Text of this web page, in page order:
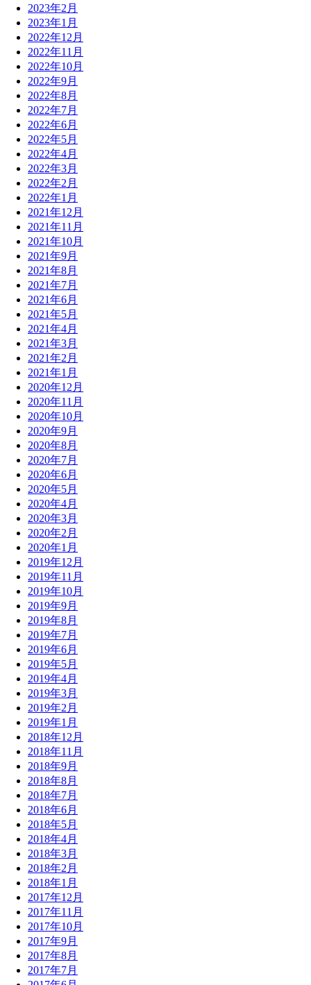
2023年2月
2023年1月
2022年12月
2022年11月
2022年10月
2022年9月
2022年8月
2022年7月
2022年6月
2022年5月
2022年4月
2022年3月
2022年2月
2022年1月
2021年12月
2021年11月
2021年10月
2021年9月
2021年8月
2021年7月
2021年6月
2021年5月
2021年4月
2021年3月
2021年2月
2021年1月
2020年12月
2020年11月
2020年10月
2020年9月
2020年8月
2020年7月
2020年6月
2020年5月
2020年4月
2020年3月
2020年2月
2020年1月
2019年12月
2019年11月
2019年10月
2019年9月
2019年8月
2019年7月
2019年6月
2019年5月
2019年4月
2019年3月
2019年2月
2019年1月
2018年12月
2018年11月
2018年9月
2018年8月
2018年7月
2018年6月
2018年5月
2018年4月
2018年3月
2018年2月
2018年1月
2017年12月
2017年11月
2017年10月
2017年9月
2017年8月
2017年7月